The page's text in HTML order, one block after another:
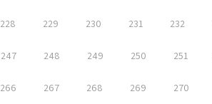
228 229 230 231 232
247 248 249 250 251
266 267 268 269 270